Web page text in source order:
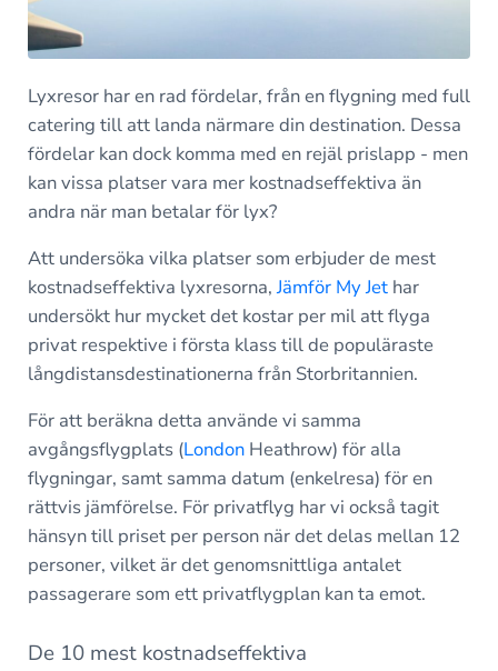
Lyxresor har en rad fördelar, från en flygning med full
catering till att landa närmare din destination. Dessa
fördelar kan dock komma med en rejäl prislapp - men
kan vissa platser vara mer kostnadseffektiva än
andra när man betalar för lyx?
Att undersöka vilka platser som erbjuder de mest
kostnadseffektiva lyxresorna,Jämför My Jethar
undersökt hur mycket det kostar per mil att flyga
privat respektive i första klass till de populäraste
långdistansdestinationerna från Storbritannien.
För att beräkna detta använde vi samma
avgångsflygplats (LondonHeathrow) för alla
flygningar, samt samma datum (enkelresa) för en
rättvis jämförelse. För privatflyg har vi också tagit
hänsyn till priset per person när det delas mellan 12
personer, vilket är det genomsnittliga antalet
passagerare som ett privatflygplan kan ta emot.
De 10 mest kostnadseffektiva